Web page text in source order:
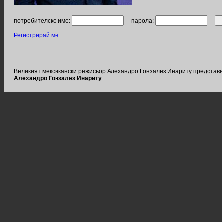
потребителско име: парола:
Регистрирай ме
Великият мексикански режисьор Алехандро Гонзалез Инариту
Алехандро Гонзалез Инариту